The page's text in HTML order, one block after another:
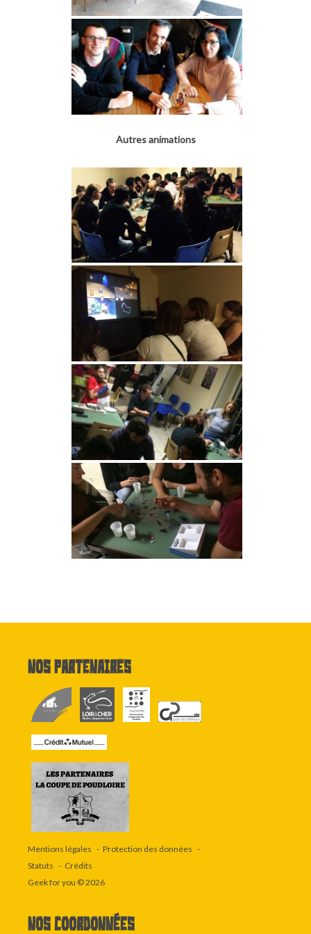
Autres animations
Nos partenaires
Mentions légales
Protection des données
Statuts
Crédits
Geek for you © 2026
Nos coordonnées